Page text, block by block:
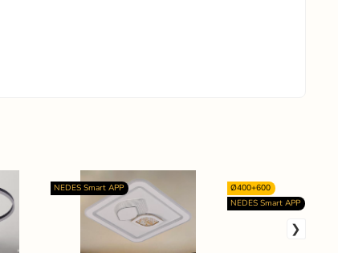
NEDES Smart APP
Ø400+600
NEDES Smart APP